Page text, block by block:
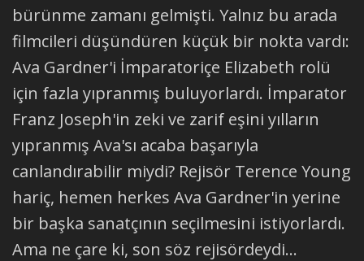
bürünme zamanı gelmişti. Yalnız bu arada
filmcileri düşündüren küçük bir nokta vardı:
Ava Gardner'i İmparatoriçe Elizabeth rolü
için fazla yıpranmış buluyorlardı. İmparator
Franz Joseph'in zeki ve zarif eşini yılların
yıpranmış Ava'sı acaba başarıyla
canlandırabilir miydi? Rejisör Terence Young
hariç, hemen herkes Ava Gardner'in yerine
bir başka sanatçının seçilmesini istiyorlardı.
Ama ne çare ki, son söz rejisördeydi...